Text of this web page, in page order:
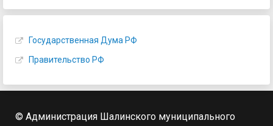
Государственная Дума РФ
Правительство РФ
© Администрация Шалинского муниципального